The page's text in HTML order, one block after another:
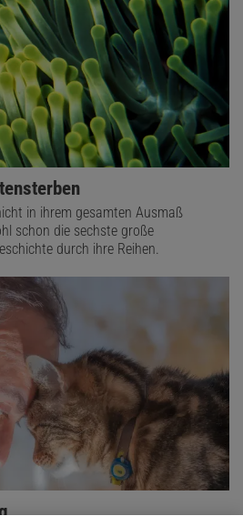
in ihrem gesamten Ausmaß
schon die sechste große
durch ihre Reihen.